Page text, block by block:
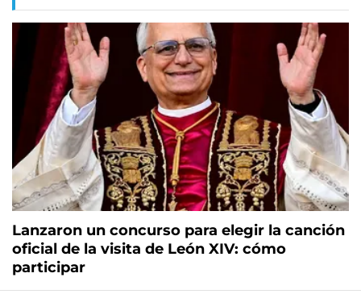
Lanzaron un concurso para elegir la canción
oficial de la visita de León XIV: cómo
participar